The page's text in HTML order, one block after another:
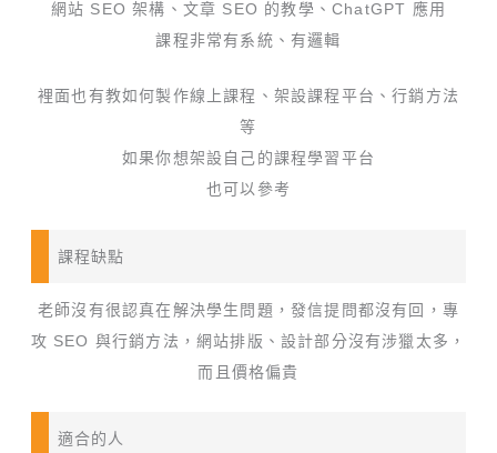
網站 SEO 架構、文章 SEO 的教學、ChatGPT 應用
課程非常有系統、有邏輯
裡面也有教如何製作線上課程、架設課程平台、行銷方法
等
如果你想架設自己的課程學習平台
也可以參考
課程缺點
老師沒有很認真在解決學生問題，發信提問都沒有回，專
攻 SEO 與行銷方法，網站排版、設計部分沒有涉獵太多，
而且價格偏貴
適合的人